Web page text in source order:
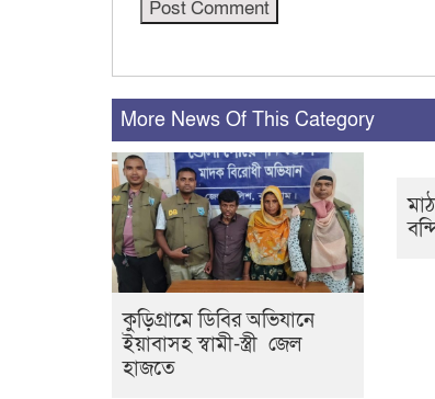
More News Of This Category
কুড়িগ্রামে ডিবির অভিযানে
ইয়াবাসহ স্বামী-স্ত্রী জেল
হাজতে